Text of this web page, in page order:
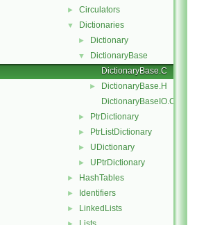
► Circulators
▼ Dictionaries
► Dictionary
▼
DictionaryBase
DictionaryBase.C
►
DictionaryBase.H
DictionaryBaseIO.C
► PtrDictionary
► PtrListDictionary
► UDictionary
► UPtrDictionary
► HashTables
► Identifiers
► LinkedLists